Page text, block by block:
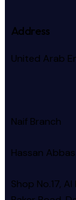
Address
United Arab
Naif Branch
Hassan
Shop No.17,